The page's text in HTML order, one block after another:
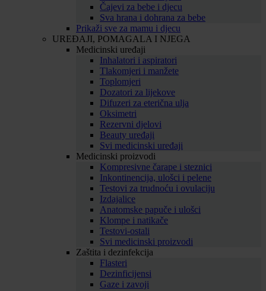
Čajevi za bebe i djecu
Sva hrana i dohrana za bebe
Prikaži sve za mamu i djecu
UREĐAJI, POMAGALA I NJEGA
Medicinski uređaji
Inhalatori i aspiratori
Tlakomjeri i manžete
Toplomjeri
Dozatori za lijekove
Difuzeri za eterična ulja
Oksimetri
Rezervni djelovi
Beauty uređaji
Svi medicinski uređaji
Medicinski proizvodi
Kompresivne čarape i steznici
Inkontinencija, ulošci i pelene
Testovi za trudnoću i ovulaciju
Izdajalice
Anatomske papuče i ulošci
Klompe i natikače
Testovi-ostali
Svi medicinski proizvodi
Zaštita i dezinfekcija
Flasteri
Dezinficijensi
Gaze i zavoji